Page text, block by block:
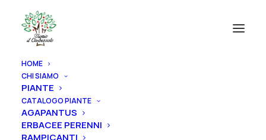
HOME
CHI SIAMO
PIANTE
CATALOGO PIANTE
AGAPANTUS
ERBACEE PERENNI
RAMPICANTI
CATEGORIE PRODOTTI
AGAPANTUS
ERBACEE PERENNI